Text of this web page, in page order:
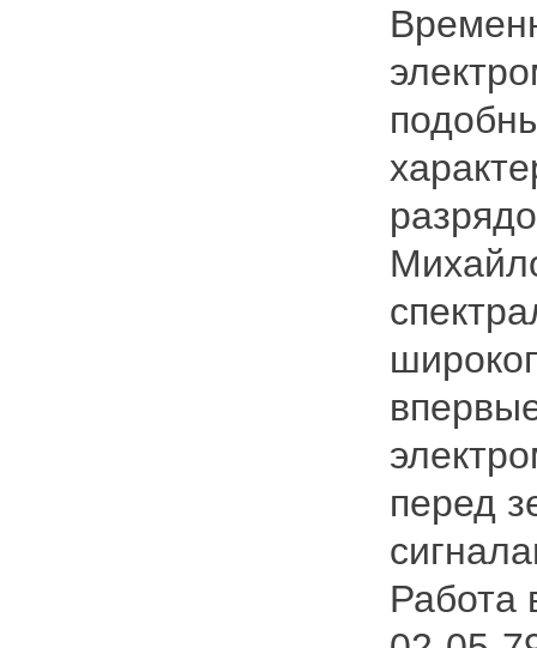
перед
Работа